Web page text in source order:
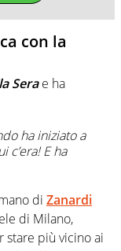
con la
Serae ha
ha iniziato a
c’era! E ha
di Zanardi
di Milano,
stare più vicino ai